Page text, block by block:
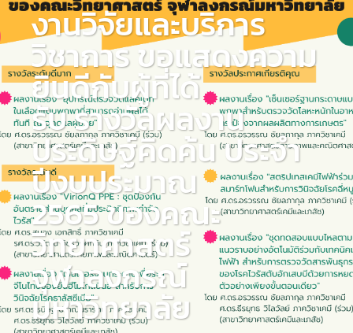
งานวิจัยและบริการ
วิชาการ ขอแสดงความ
ยินดีกับผู้ที่ได้
รับ รางวัลผลงาน
ประดิษฐ์คิดค้น ประจำ
ปีงบประมาณ
2565 ของคณะ
วิทยาศาสตร์
จุฬาลงกรณ์
มหาวิทยาลัย